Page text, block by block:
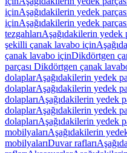
içinAşağıdakilerin yedek
içinAşağıdakilerin yedek
tezgahlarıAşağıdakilerin yedek
şekilli çanak lavabo için
çanak lavabo içinDikdörtgen
parçası Dikdörtgen çanak
dolaplarAşağıdakilerin yedek
dolaplarAşağıdakilerin yedek
dolaplarıAşağıdakilerin yedek
dolaplarAşağıdakilerin yedek
dolaplarıAşağıdakilerin yedek
mobilyalarıAşağıdakilerin
mobilyalarıDuvar rafları